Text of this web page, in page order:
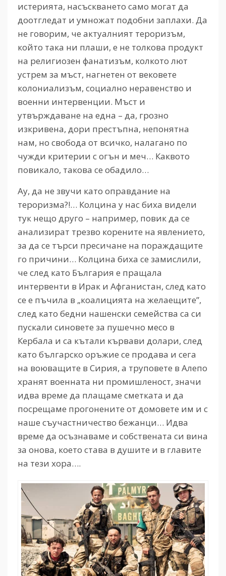
истерията, насъскването само могат да
доотгледат и умножат подобни заплахи. Да
не говорим, че актуалният тероризъм,
който така ни плаши, е не толкова продукт
на религиозен фанатизъм, колкото лют
устрем за мъст, нагнетен от вековете
колониализъм, социално неравенство и
военни интервенции. Мъст и
утвърждаване на една – да, грозно
изкривена, дори престъпна, непонятна
нам, но свобода от всичко, налагано по
чужди критерии с огън и меч… Каквото
повикало, такова се обадило…
Ау, да не звучи като оправдание на
тероризма?!… Колцина у нас биха видели
тук нещо друго – например, повик да се
анализират трезво корените на явлението,
за да се търси пресичане на пораждащите
го причини… Колцина биха се замислили,
че след като България е пращала
интервенти в Ирак и Афганистан, след като
се е пъчила в „коалицията на желаещите”,
след като бедни нашенски семейства са си
пускали синовете за пушечно месо в
Кербала и са кътали кървави долари, след
като българско оръжие се продава и сега
на воюващите в Сирия, а труповете в Алепо
хранят военната ни промишленост, значи
идва време да плащаме сметката и да
посрещаме прогонените от домовете им и с
наше съучастничество бежанци… Идва
време да осъзнаваме и собствената си вина
за онова, което става в душите и в главите
на тези хора….